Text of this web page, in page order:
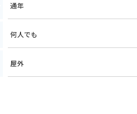
通年
何人でも
屋外